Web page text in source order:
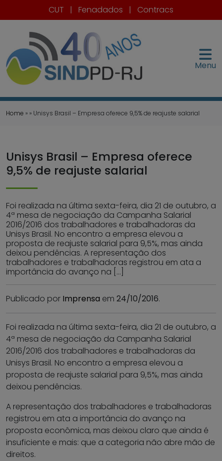
CUT | Fenadados | Contracs
Menu
Home » » Unisys Brasil – Empresa oferece 9,5% de reajuste salarial
Unisys Brasil – Empresa oferece
9,5% de reajuste salarial
Foi realizada na última sexta-feira, dia 21 de outubro, a
4ª mesa de negociação da Campanha Salarial
2016/2016 dos trabalhadores e trabalhadoras da
Unisys Brasil. No encontro a empresa elevou a
proposta de reajuste salarial para 9,5%, mas ainda
deixou pendências. A representação dos
trabalhadores e trabalhadoras registrou em ata a
importância do avanço na […]
Publicado por Imprensa em 24/10/2016.
Foi realizada na última sexta-feira, dia 21 de outubro, a
4ª mesa de negociação da Campanha Salarial
2016/2016 dos trabalhadores e trabalhadoras da
Unisys Brasil. No encontro a empresa elevou a
proposta de reajuste salarial para 9,5%, mas ainda
deixou pendências.
A representação dos trabalhadores e trabalhadoras
registrou em ata a importância do avanço na
proposta econômica, mas deixou claro que ainda é
insuficiente e mais: que a categoria não abre mão de
direitos.